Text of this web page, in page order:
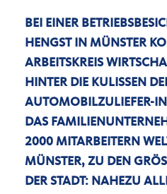
BEI EINER
HENGST IN MÜNSTER
ARBEITSKREIS
HINTER DIE KULISSEN
AUTOMOBILZULIEFER-
DAS
2000 MITARBEITERN
MÜNSTER, ZU DEN
ER STADT: NAHEZU ALLE